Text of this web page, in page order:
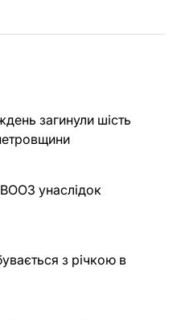
загинули шість
унаслідок
з річкою в